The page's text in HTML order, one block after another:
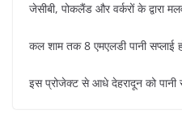
जेसीबी, पोकलैंड और वर्करों के द्वारा
कल शाम तक 8 एमएलडी पानी सप्लाई
इस प्रोजेक्ट से आधे देहरादून को पानी